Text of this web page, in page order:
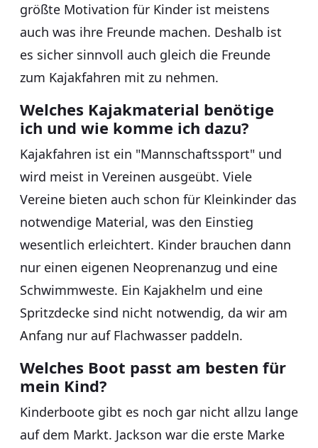
größte Motivation für Kinder ist meistens
auch was ihre Freunde machen. Deshalb ist
es sicher sinnvoll auch gleich die Freunde
zum Kajakfahren mit zu nehmen.
Welches Kajakmaterial benötige
ich und wie komme ich dazu?
Kajakfahren ist ein "Mannschaftssport" und
wird meist in Vereinen ausgeübt. Viele
Vereine bieten auch schon für Kleinkinder das
notwendige Material, was den Einstieg
wesentlich erleichtert. Kinder brauchen dann
nur einen eigenen Neoprenanzug und eine
Schwimmweste. Ein Kajakhelm und eine
Spritzdecke sind nicht notwendig, da wir am
Anfang nur auf Flachwasser paddeln.
Welches Boot passt am besten für
mein Kind?
Kinderboote gibt es noch gar nicht allzu lange
auf dem Markt. Jackson war die erste Marke